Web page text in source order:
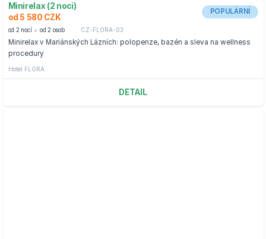
Minirelax (2 noci)
od 5 580 CZK
POPULÁRNÍ
od 2 nocí od 2 osob CZ-FLORA-03
Minirelax v Mariánských Lázních: polopenze, bazén a sleva na wellness
procedury
Hotel FLORA
DETAIL